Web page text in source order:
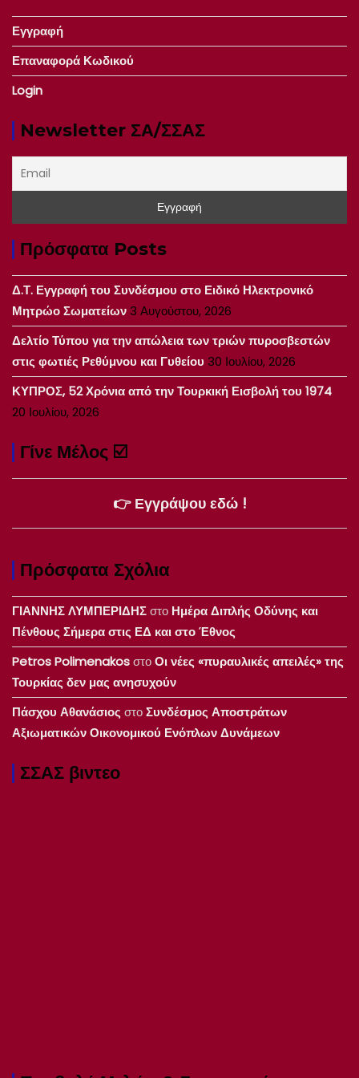
Εγγραφή
Επαναφορά Κωδικού
Login
Newsletter ΣΑ/ΣΣΑΣ
Πρόσφατα Posts
Δ.Τ. Εγγραφή του Συνδέσμου στο Ειδικό Ηλεκτρονικό
Μητρώο Σωματείων3 Αυγούστου, 2026
Δελτίο Τύπου για την απώλεια των τριών πυροσβεστών
στις φωτιές Ρεθύμνου και Γυθείου 30 Ιουλίου, 2026
ΚΥΠΡΟΣ, 52 Χρόνια από την Τουρκική Εισβολή του 1974
20 Ιουλίου, 2026
Γίνε Μέλος ☑️
👉 Εγγράψου εδώ !
Πρόσφατα Σχόλια
ΓΙΑΝΝΗΣ ΛΥΜΠΕΡΙΔΗΣστο Ημέρα Διπλής Οδύνης και
Πένθους Σήμερα στις ΕΔ και στο Έθνος
Petros PolimenakosστοΟι νέες «πυραυλικές απειλές» της
Τουρκίας δεν μας ανησυχούν
Πάσχου Αθανάσιος στοΣυνδέσμος Αποστράτων
Αξιωματικών Οικονομικού Ενόπλων Δυνάμεων
ΣΣΑΣ βιντεο